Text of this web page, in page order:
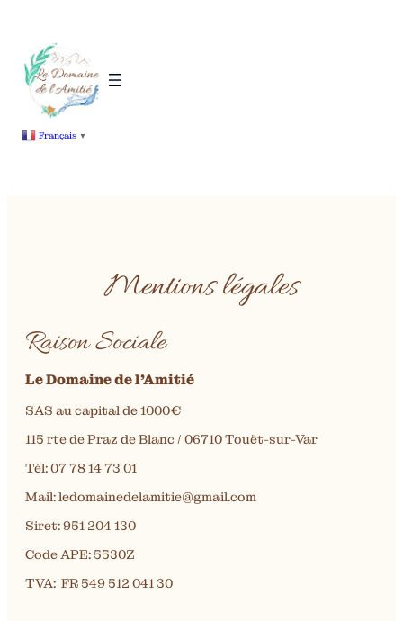
Français ▼
Mentions légales
Raison Sociale
Le Domaine de l’Amitié
SAS au capital de 1000€
115 rte de Praz de Blanc / 06710 Touët-sur-Var
Tèl: 07 78 14 73 01
Mail: ledomainedelamitie@gmail.com
Siret: 951 204 130
Code APE: 5530Z
TVA: FR 549 512 041 30